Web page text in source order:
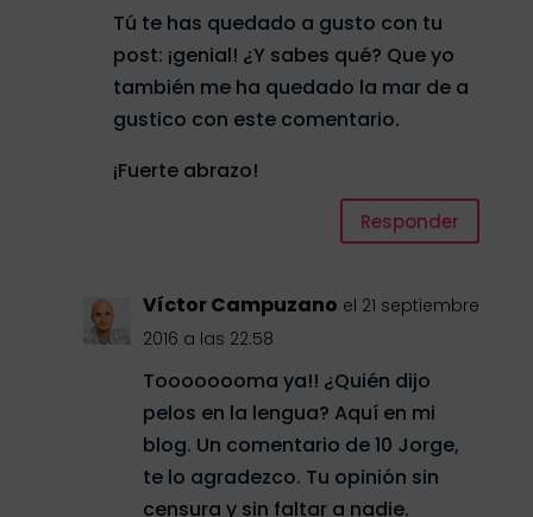
Tú te has quedado a gusto con tu
post: ¡genial! ¿Y sabes qué? Que yo
también me ha quedado la mar de a
gustico con este comentario.
¡Fuerte abrazo!
Responder
Víctor Campuzano el 21 septiembre
2016 a las 22:58
Toooooooma ya!! ¿Quién dijo
pelos en la lengua? Aquí en mi
blog. Un comentario de 10 Jorge,
te lo agradezco. Tu opinión sin
censura y sin faltar a nadie.